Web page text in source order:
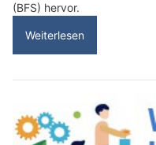
(BFS) hervor.
Weiterlesen